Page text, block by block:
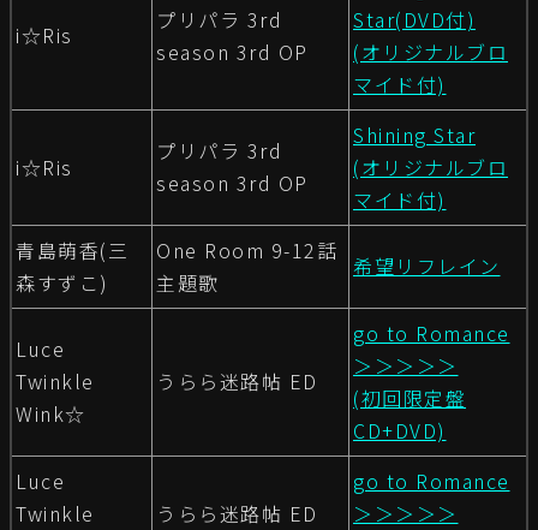
i☆Ris
プリパラ 3rd
season 3rd OP
Star(DVD付)
(オリジナルブロ
マイド付)
i☆Ris
プリパラ 3rd
season 3rd OP
Shining Star
(オリジナルブロ
マイド付)
青島萌香(三
森すずこ)
One Room 9-12話
主題歌
希望リフレイン
Luce
Twinkle
Wink☆
うらら迷路帖 ED
go to Romance
＞＞＞＞＞
(初回限定盤
CD+DVD)
Luce
Twinkle
うらら迷路帖 ED
go to Romance
＞＞＞＞＞